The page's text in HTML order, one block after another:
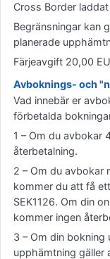
Cross Border
Begränsningar kan
planerade
Färjeavgift 20,00
Avboknings- och
Vad innebär er
förbetalda
1 – Om du avbokar
återbetalning.
2 – Om du avbokar
kommer du att få
SEK1126. Om din
kommer ingen
3 – Om din bokning
upphämtning gäller